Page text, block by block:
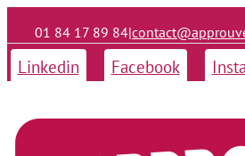
01 84 17 89 84|
Linkedin Facebook